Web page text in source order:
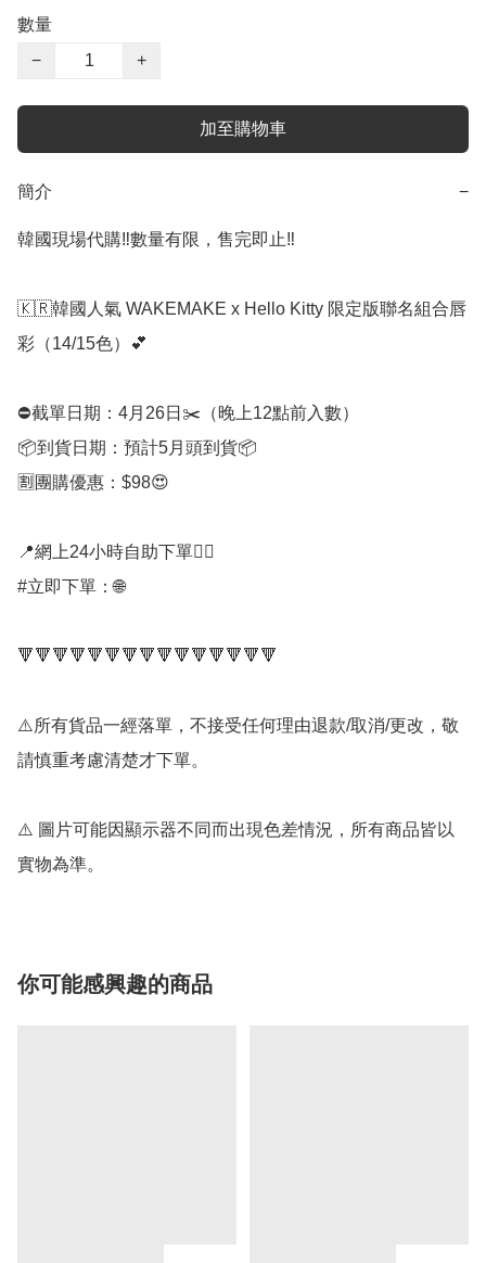
數量
−
+
加至購物車
簡介 −
韓國現場代購‼️數量有限，售完即止‼️
🇰🇷韓國人氣 WAKEMAKE x Hello Kitty 限定版聯名組合唇
彩（14/15色）💕
⛔️截單日期：4月26日✂️（晚上12點前入數）
📦到貨日期：預計5月頭到貨📦
🈹團購優惠：$98😍
📍網上24小時自助下單👍🏻
#立即下單：🌐
🔻🔻🔻🔻🔻🔻🔻🔻🔻🔻🔻🔻🔻🔻🔻
⚠️所有貨品一經落單，不接受任何理由退款/取消/更改，敬
請慎重考慮清楚才下單。
⚠️ 圖片可能因顯示器不同而出現色差情況，所有商品皆以
實物為準。
你可能感興趣的商品